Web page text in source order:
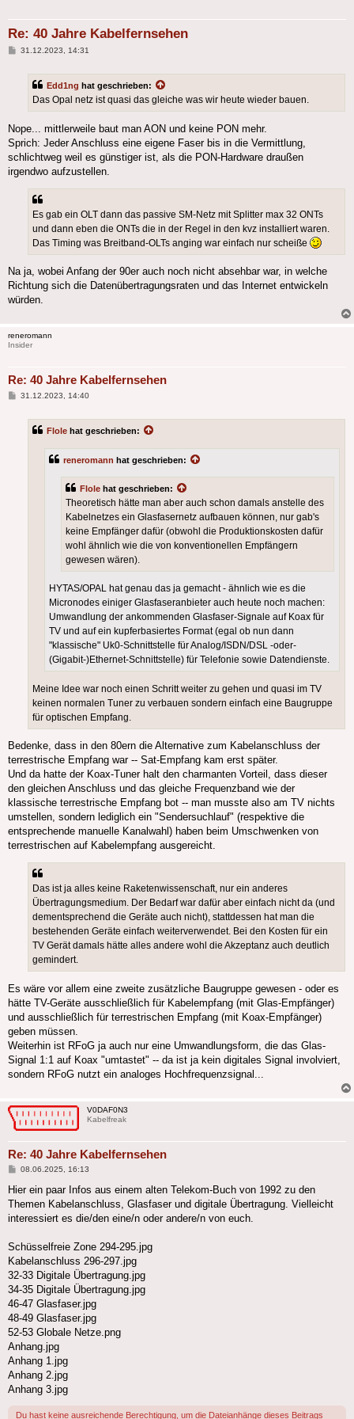
Re: 40 Jahre Kabelfernsehen
Beitrag
31.12.2023, 14:31
Edd1ng hat geschrieben:
Das Opal netz ist quasi das gleiche was wir heute wieder bauen.
Nope... mittlerweile baut man AON und keine PON mehr.
Sprich: Jeder Anschluss eine eigene Faser bis in die Vermittlung,
schlichtweg weil es günstiger ist, als die PON-Hardware draußen
irgendwo aufzustellen.
Es gab ein OLT dann das passive SM-Netz mit Splitter max 32 ONTs
und dann eben die ONTs die in der Regel in den kvz installiert waren.
Das Timing was Breitband-OLTs anging war einfach nur scheiße
Na ja, wobei Anfang der 90er auch noch nicht absehbar war, in welche
Richtung sich die Datenübertragungsraten und das Internet entwickeln
würden.
reneromann
Insider
Re: 40 Jahre Kabelfernsehen
Beitrag
31.12.2023, 14:40
Flole hat geschrieben:
reneromann hat geschrieben:
Flole hat geschrieben:
Theoretisch hätte man aber auch schon damals anstelle des
Kabelnetzes ein Glasfasernetz aufbauen können, nur gab's
keine Empfänger dafür (obwohl die Produktionskosten dafür
wohl ähnlich wie die von konventionellen Empfängern
gewesen wären).
HYTAS/OPAL hat genau das ja gemacht - ähnlich wie es die
Micronodes einiger Glasfaseranbieter auch heute noch machen:
Umwandlung der ankommenden Glasfaser-Signale auf Koax für
TV und auf ein kupferbasiertes Format (egal ob nun dann
"klassische" Uk0-Schnittstelle für Analog/ISDN/DSL -oder-
(Gigabit-)Ethernet-Schnittstelle) für Telefonie sowie Datendienste.
Meine Idee war noch einen Schritt weiter zu gehen und quasi im TV
keinen normalen Tuner zu verbauen sondern einfach eine Baugruppe
für optischen Empfang.
Bedenke, dass in den 80ern die Alternative zum Kabelanschluss der
terrestrische Empfang war -- Sat-Empfang kam erst später.
Und da hatte der Koax-Tuner halt den charmanten Vorteil, dass dieser
den gleichen Anschluss und das gleiche Frequenzband wie der
klassische terrestrische Empfang bot -- man musste also am TV nichts
umstellen, sondern lediglich ein "Sendersuchlauf" (respektive die
entsprechende manuelle Kanalwahl) haben beim Umschwenken von
terrestrischen auf Kabelempfang ausgereicht.
Das ist ja alles keine Raketenwissenschaft, nur ein anderes
Übertragungsmedium. Der Bedarf war dafür aber einfach nicht da (und
dementsprechend die Geräte auch nicht), stattdessen hat man die
bestehenden Geräte einfach weiterverwendet. Bei den Kosten für ein
TV Gerät damals hätte alles andere wohl die Akzeptanz auch deutlich
gemindert.
Es wäre vor allem eine zweite zusätzliche Baugruppe gewesen - oder es
hätte TV-Geräte ausschließlich für Kabelempfang (mit Glas-Empfänger)
und ausschließlich für terrestrischen Empfang (mit Koax-Empfänger)
geben müssen.
Weiterhin ist RFoG ja auch nur eine Umwandlungsform, die das Glas-
Signal 1:1 auf Koax "umtastet" -- da ist ja kein digitales Signal involviert,
sondern RFoG nutzt ein analoges Hochfrequenzsignal...
V0DAF0N3
Kabelfreak
Re: 40 Jahre Kabelfernsehen
Beitrag
08.06.2025, 16:13
Hier ein paar Infos aus einem alten Telekom-Buch von 1992 zu den
Themen Kabelanschluss, Glasfaser und digitale Übertragung. Vielleicht
interessiert es die/den eine/n oder andere/n von euch.
Schüsselfreie Zone 294-295.jpg
Kabelanschluss 296-297.jpg
32-33 Digitale Übertragung.jpg
34-35 Digitale Übertragung.jpg
46-47 Glasfaser.jpg
48-49 Glasfaser.jpg
52-53 Globale Netze.png
Anhang.jpg
Anhang 1.jpg
Anhang 2.jpg
Anhang 3.jpg
Du hast keine ausreichende Berechtigung, um die Dateianhänge dieses Beitrags